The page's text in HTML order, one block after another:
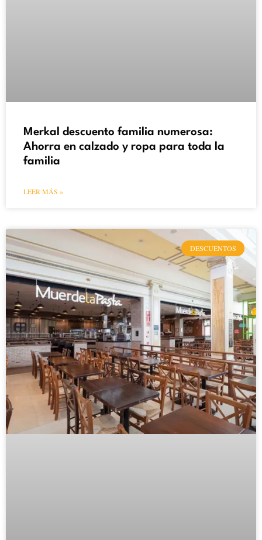
Merkal descuento familia numerosa:
Ahorra en calzado y ropa para toda la
familia
LEER MÁS »
DESCUENTOS